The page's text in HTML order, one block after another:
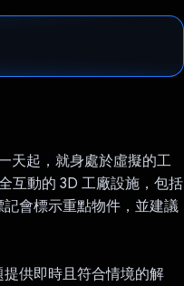
天起，就身處於虛擬的工
互動的 3D 工廠設施，包括
會標示重點物件，並建議
供即時且符合情境的解